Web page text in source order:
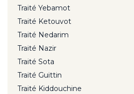
Traité Yebamot
Traité Ketouvot
Traité Nedarim
Traité Nazir
Traité Sota
Traité Guittin
Traité Kiddouchine